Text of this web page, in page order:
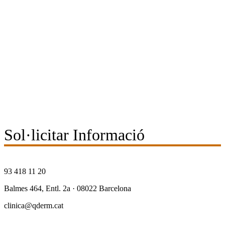
Sol·licitar Informació
93 418 11 20
Balmes 464, Entl. 2a · 08022 Barcelona
clinica@qderm.cat